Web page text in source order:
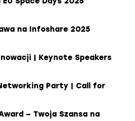
na Infoshare 2025
| Keynote Speakers
Party | Call for
– Twoja Szansa na